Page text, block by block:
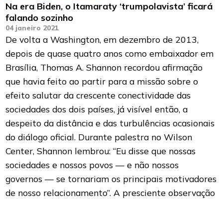
Na era Biden, o Itamaraty ‘trumpolavista’ ficará
falando sozinho
04 janeiro 2021
De volta a Washington, em dezembro de 2013,
depois de quase quatro anos como embaixador em
Brasília, Thomas A. Shannon recordou afirmação
que havia feito ao partir para a missão sobre o
efeito salutar da crescente conectividade das
sociedades dos dois países, já visível então, a
despeito da distância e das turbulências ocasionais
do diálogo oficial. Durante palestra no Wilson
Center, Shannon lembrou: “Eu disse que nossas
sociedades e nossos povos — e não nossos
governos — se tornariam os principais motivadores
de nosso relacionamento”. A presciente observação